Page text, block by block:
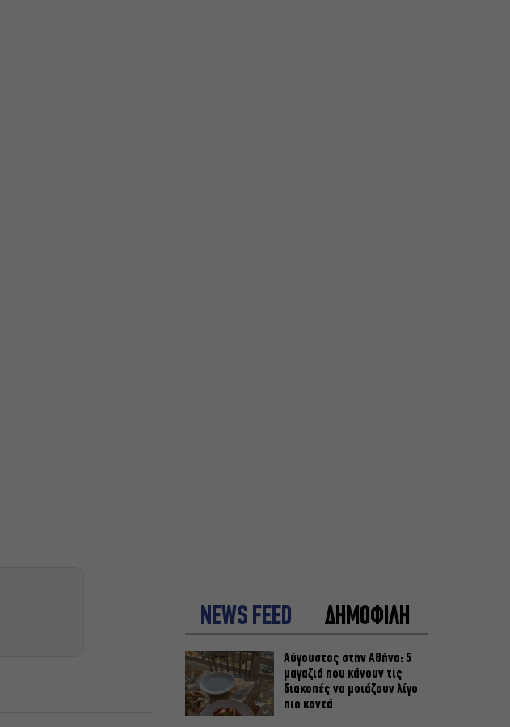
NEWS FEED ΔΗΜΟΦΙΛΗ
Αύγουστος στην Αθήνα: 5
μαγαζιά που κάνουν τις
διακοπές να μοιάζουν λίγο
πιο κοντά